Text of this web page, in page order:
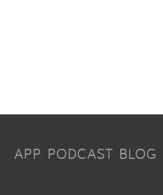
APP PODCAST BLOG